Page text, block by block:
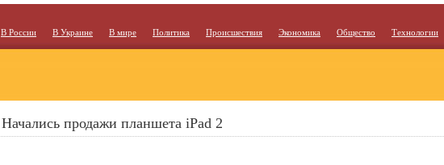
В России В Украине В мире Политика Происшествия Экономика Общество Технологии
Начались продажи планшета iPad 2